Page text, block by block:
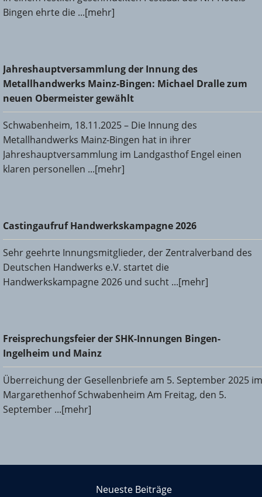
Bingen ehrte die ...[mehr]
Jahreshauptversammlung der Innung des
Metallhandwerks Mainz-Bingen: Michael Dralle zum neuen
Obermeister gewählt
Jahreshauptversammlung der Innung des
Metallhandwerks Mainz-Bingen: Michael Dralle zum
neuen Obermeister gewählt
Schwabenheim, 18.11.2025 – Die Innung des
Metallhandwerks Mainz-Bingen hat in ihrer
Jahreshauptversammlung im Landgasthof Engel einen
klaren personellen ...[mehr]
Castingaufruf Handwerkskampagne 2026
Castingaufruf Handwerkskampagne 2026
Sehr geehrte Innungsmitglieder, der Zentralverband des
Deutschen Handwerks e.V. startet die
Handwerkskampagne 2026 und sucht ...[mehr]
Freisprechungsfeier der SHK-Innungen Bingen-Ingelheim
und Mainz
Freisprechungsfeier der SHK-Innungen Bingen-
Ingelheim und Mainz
Überreichung der Gesellenbriefe am 5. September 2025 im
Margarethenhof Schwabenheim Am Freitag, den 5.
September ...[mehr]
Neueste Beiträge